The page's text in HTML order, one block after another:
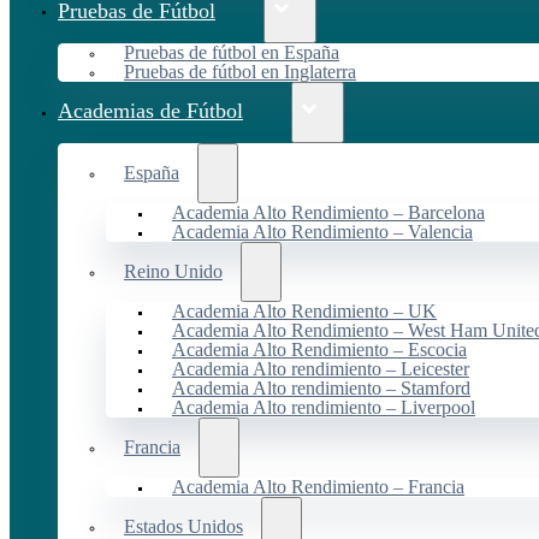
Pruebas de Fútbol
Pruebas de fútbol en España
Pruebas de fútbol en Inglaterra
Academias de Fútbol
España
Academia Alto Rendimiento – Barcelona
Academia Alto Rendimiento – Valencia
Reino Unido
Academia Alto Rendimiento – UK
Academia Alto Rendimiento – West Ham
Academia Alto Rendimiento – Escocia
Academia Alto rendimiento – Leicester
Academia Alto rendimiento – Stamford
Academia Alto rendimiento – Liverpool
Francia
Academia Alto Rendimiento – Francia
Estados Unidos